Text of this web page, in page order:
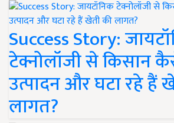
Success Story:
टेक्नोलॉजी से किसान
उत्पादन और घटा रहे हैं
लागत?